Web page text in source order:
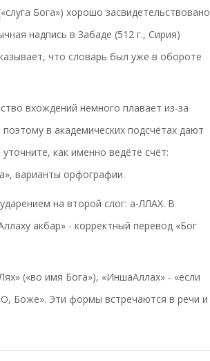
Бога») хорошо засвидетельствовано
надпись в Забаде (512 г., Сирия)
что словарь был уже в обороте
вхождений немного плавает из‑за
в академических подсчётах дают
как именно ведёте счёт:
варианты орфографии.
на второй слог: а-ЛЛАХ. В
акбар» - корректный перевод «Бог
(«во имя Бога»), «ИншаАллах» - «если
Боже». Эти формы встречаются в речи и